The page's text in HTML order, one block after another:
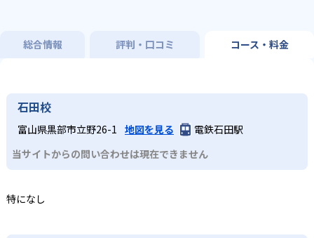
総合情報 評判・口コミ コース・料金
石田校
富山県黒部市立野26-1 地図を見る
電鉄石田駅
当サイトからの問い合わせは現在できません
特になし